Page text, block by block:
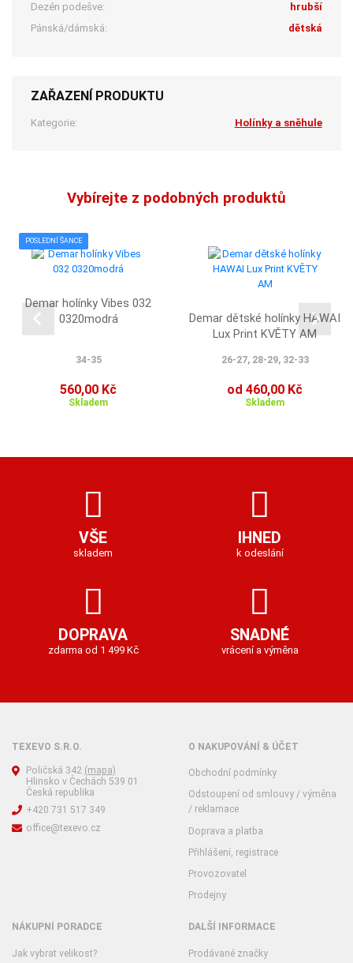
Dezén podešve:
hrubší
Pánská/dámská:
dětská
ZAŘAZENÍ PRODUKTU
Kategorie: Holínky a sněhule
Vybírejte z podobných produktů
POSLEDNÍ ŠANCE
Demar holínky Vibes 032
0320modrá
34-35
560,00 Kč
Skladem
Demar dětské holínky HAWAI
Lux Print KVĚTY AM
26-27, 28-29, 32-33
od 460,00 Kč
Skladem
VŠE
skladem
IHNED
k odeslání
DOPRAVA
zdarma od 1 499 Kč
SNADNÉ
vrácení a výměna
TEXEVO S.R.O.
Poličská 342 (mapa)
Hlinsko v Čechách 539 01
Česká republika
+420 731 517 349
office@texevo.cz
O NAKUPOVÁNÍ & ÚČET
Obchodní podmínky
Odstoupení od smlouvy / výměna
/ reklamace
Doprava a platba
Přihlášení, registrace
Provozovatel
Prodejny
NÁKUPNÍ PORADCE
Jak vybrat velikost?
DALŠÍ INFORMACE
Prodávané značky